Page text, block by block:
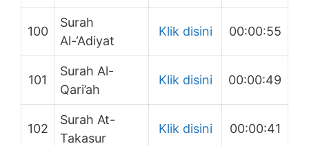
100
Surah
Al-‘Adiyat
Klik disini 00:00:55
101
Surah Al-
Qari’ah
Klik disini 00:00:49
102
Surah At-
Takasur
Klik disini 00:00:41